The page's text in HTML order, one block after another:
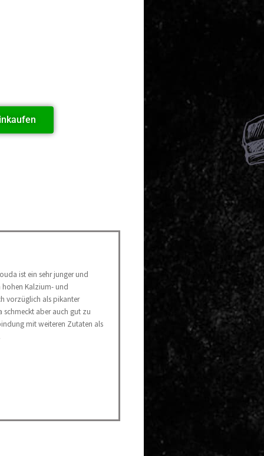
ist ein sehr junger und
hohen Kalzium- und
vorzüglich als pikanter
aber auch gut zu
mit weiteren Zutaten als